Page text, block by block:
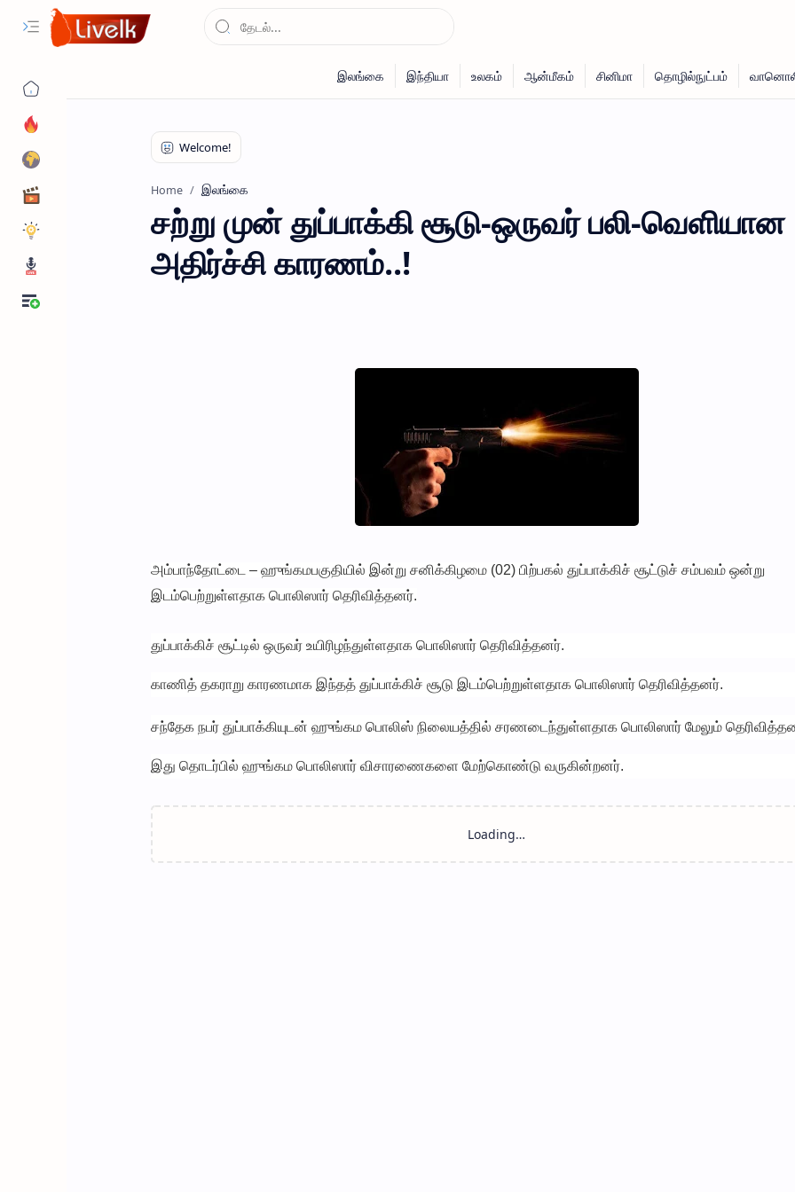
Home இலங்கை
சற்று முன் துப்பாக்கி சூடு-ஒருவர் பலி-வெளியான
அதிர்ச்சி காரணம்..!
அம்பாந்தோட்டை – ஹுங்கமபகுதியில் இன்று சனிக்கிழமை (02) பிற்பகல் துப்பாக்கிச் சூட்டுச் சம்பவம் ஒன்று
இடம்பெற்றுள்ளதாக பொலிஸார் தெரிவித்தனர்.
துப்பாக்கிச் சூட்டில் ஒருவர் உயிரிழந்துள்ளதாக பொலிஸார் தெரிவித்தனர்.
காணித் தகராறு காரணமாக இந்தத் துப்பாக்கிச் சூடு இடம்பெற்றுள்ளதாக பொலிஸார் தெரிவித்தனர்.
சந்தேக நபர் துப்பாக்கியுடன் ஹுங்கம பொலிஸ் நிலையத்தில் சரணடைந்துள்ளதாக பொலிஸார் மேலும்
இது தொடர்பில் ஹுங்கம பொலிஸார் விசாரணைகளை மேற்கொண்டு வருகின்றனர்.